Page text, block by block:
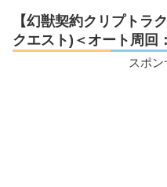
【幻獣契約クリプト
クエスト)＜オート周回
スポン